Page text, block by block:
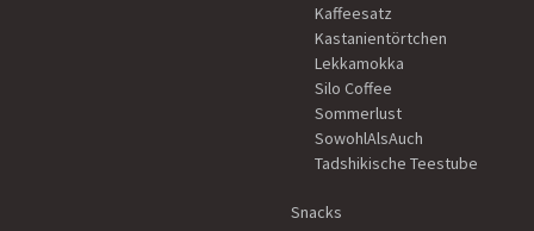
Kaffeesatz
Kastanientörtchen
Lekkamokka
Silo Coffee
Sommerlust
SowohlAlsAuch
Tadshikische Teestube
Snacks